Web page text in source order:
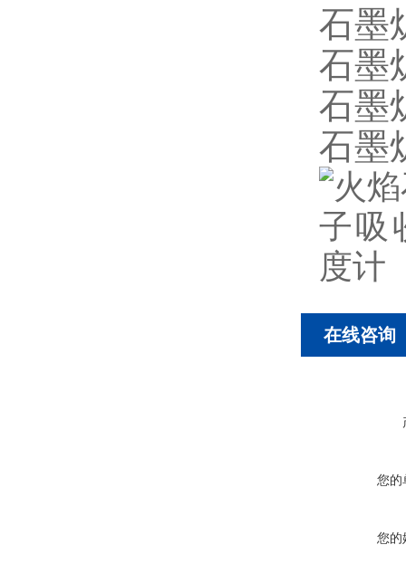
石墨
石墨
石墨
石墨
在线咨询
您的
您的